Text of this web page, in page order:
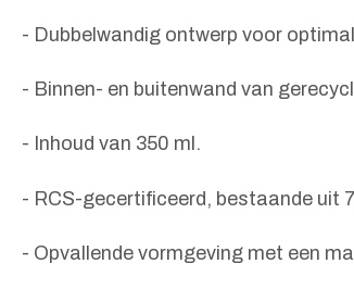
- Dubbelwandig ontwerp voor
- Binnen- en buitenwand van
- Inhoud van 350 ml.
- RCS-gecertificeerd, bestaande uit
- Opvallende vormgeving met een